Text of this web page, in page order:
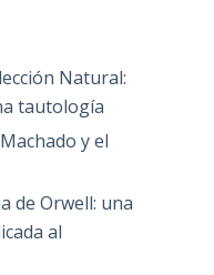
Natural:
tautología
y el
de Orwell: una
al